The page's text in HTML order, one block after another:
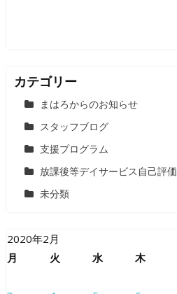
カテゴリー
まはろからのお知らせ
スタッフブログ
支援プログラム
放課後等デイサービス自己評
未分類
2020年2月
月
火 水 木